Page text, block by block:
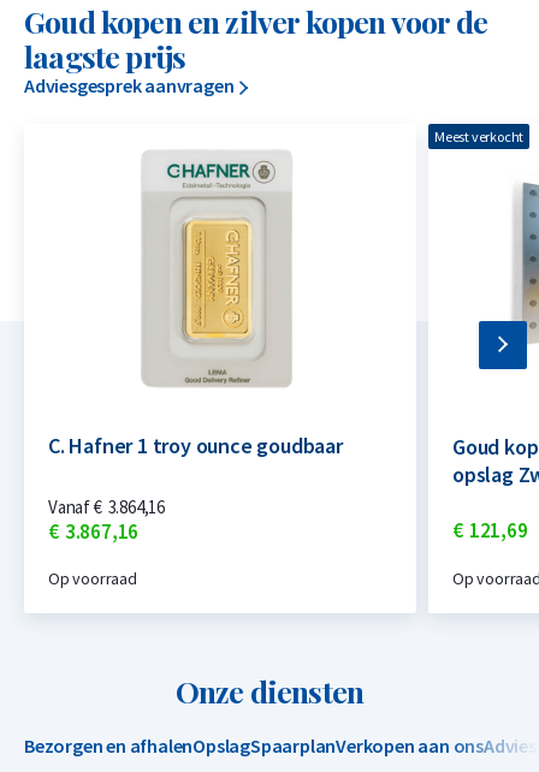
Goud kopen en zilver kopen voor de
laagste prijs
Adviesgesprek aanvragen
C. Hafner 1 troy ounce goudbaar
€ 3.867,16
Vanaf€ 3.864,16
Op voorraad
Meest verkocht
Goud
opslag
€ 121,69
Op
Onze diensten
Bezorgen en afhalenOpslagSpaarplanVerkopen aan ons